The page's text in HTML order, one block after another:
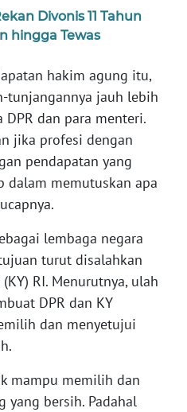
Divonis 11 Tahun
hingga Tewas
hakim agung itu,
tunjangannya jauh lebih
dan para menteri.
jika profesi dengan
pendapatan yang
memutuskan apa
lembaga negara
turut disalahkan
RI. Menurutnya, ulah
DPR dan KY
dan menyetujui
mampu memilih dan
yang bersih. Padahal